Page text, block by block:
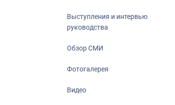
Выступления и интервью
руководства
Обзор СМИ
Фотогалерея
Видео